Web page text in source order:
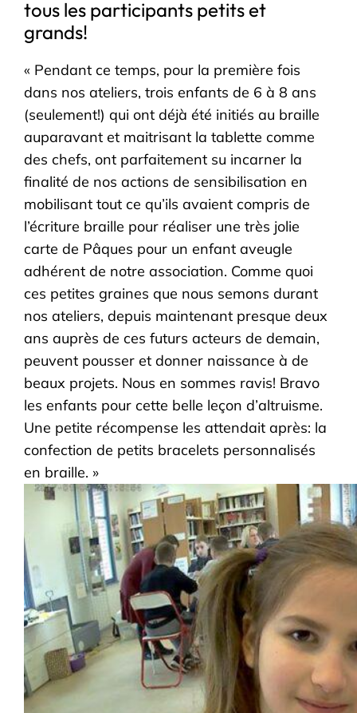
tous les participants petits et
grands!
« Pendant ce temps, pour la première fois
dans nos ateliers, trois enfants de 6 à 8 ans
(seulement!) qui ont déjà été initiés au braille
auparavant et maitrisant la tablette comme
des chefs, ont parfaitement su incarner la
finalité de nos actions de sensibilisation en
mobilisant tout ce qu’ils avaient compris de
l’écriture braille pour réaliser une très jolie
carte de Pâques pour un enfant aveugle
adhérent de notre association. Comme quoi
ces petites graines que nous semons durant
nos ateliers, depuis maintenant presque deux
ans auprès de ces futurs acteurs de demain,
peuvent pousser et donner naissance à de
beaux projets. Nous en sommes ravis! Bravo
les enfants pour cette belle leçon d’altruisme.
Une petite récompense les attendait après: la
confection de petits bracelets personnalisés
en braille. »